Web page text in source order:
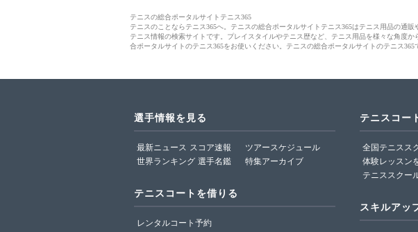
テニスの総合ポータルサイトテニス365
テニスのことならテニス365へ。テニスの総合ポータルサイトテニス365はテニス用品の通
テニス情報の検索サイトです。プレイスタイルやテニス歴など、テニス用品を様々な角度
合ポータルサイトのテニス365をお使いください。テニスの総合ポータルサイトのテニス365
選手情報を見る
最新ニュース スコア速報
世界ランキング 選手名鑑
ツアースケジュール
特集アーカイブ
テニスコートを借りる
レンタルコート予約
テニスコー
全国テニスス
体験レッスン
テニススクー
スキルアッ